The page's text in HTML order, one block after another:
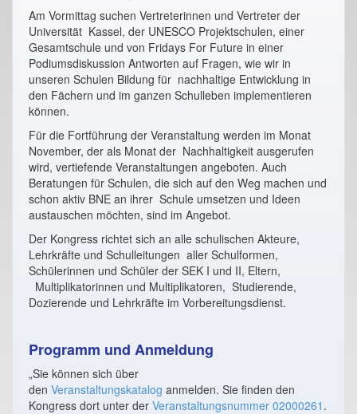
Am Vormittag suchen Vertreterinnen und Vertreter der
Universität Kassel, der UNESCO Projektschulen, einer
Gesamtschule und von Fridays For Future in einer
Podiumsdiskussion Antworten auf Fragen, wie wir in
unseren Schulen Bildung für nachhaltige Entwicklung in
den Fächern und im ganzen Schulleben implementieren
können.
Für die Fortführung der Veranstaltung werden im Monat
November, der als Monat der Nachhaltigkeit ausgerufen
wird, vertiefende Veranstaltungen angeboten. Auch
Beratungen für Schulen, die sich auf den Weg machen und
schon aktiv BNE an ihrer Schule umsetzen und Ideen
austauschen möchten, sind im Angebot.
Der Kongress richtet sich an alle schulischen Akteure,
Lehrkräfte und Schulleitungen aller Schulformen,
Schülerinnen und Schüler der SEK I und II, Eltern,
Multiplikatorinnen und Multiplikatoren, Studierende,
Dozierende und Lehrkräfte im Vorbereitungsdienst.
Programm und Anmeldung
„Sie können sich über
den Veranstaltungskatalog anmelden. Sie finden den
Kongress dort unter der Veranstaltungsnummer 02000261 .